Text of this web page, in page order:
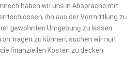
haben wir uns in Absprache mit
ihn aus der Vermittlung zu
gewohnten Umgebung zu lassen.
tragen zu können, suchen wir nun
finanziellen Kosten zu decken.